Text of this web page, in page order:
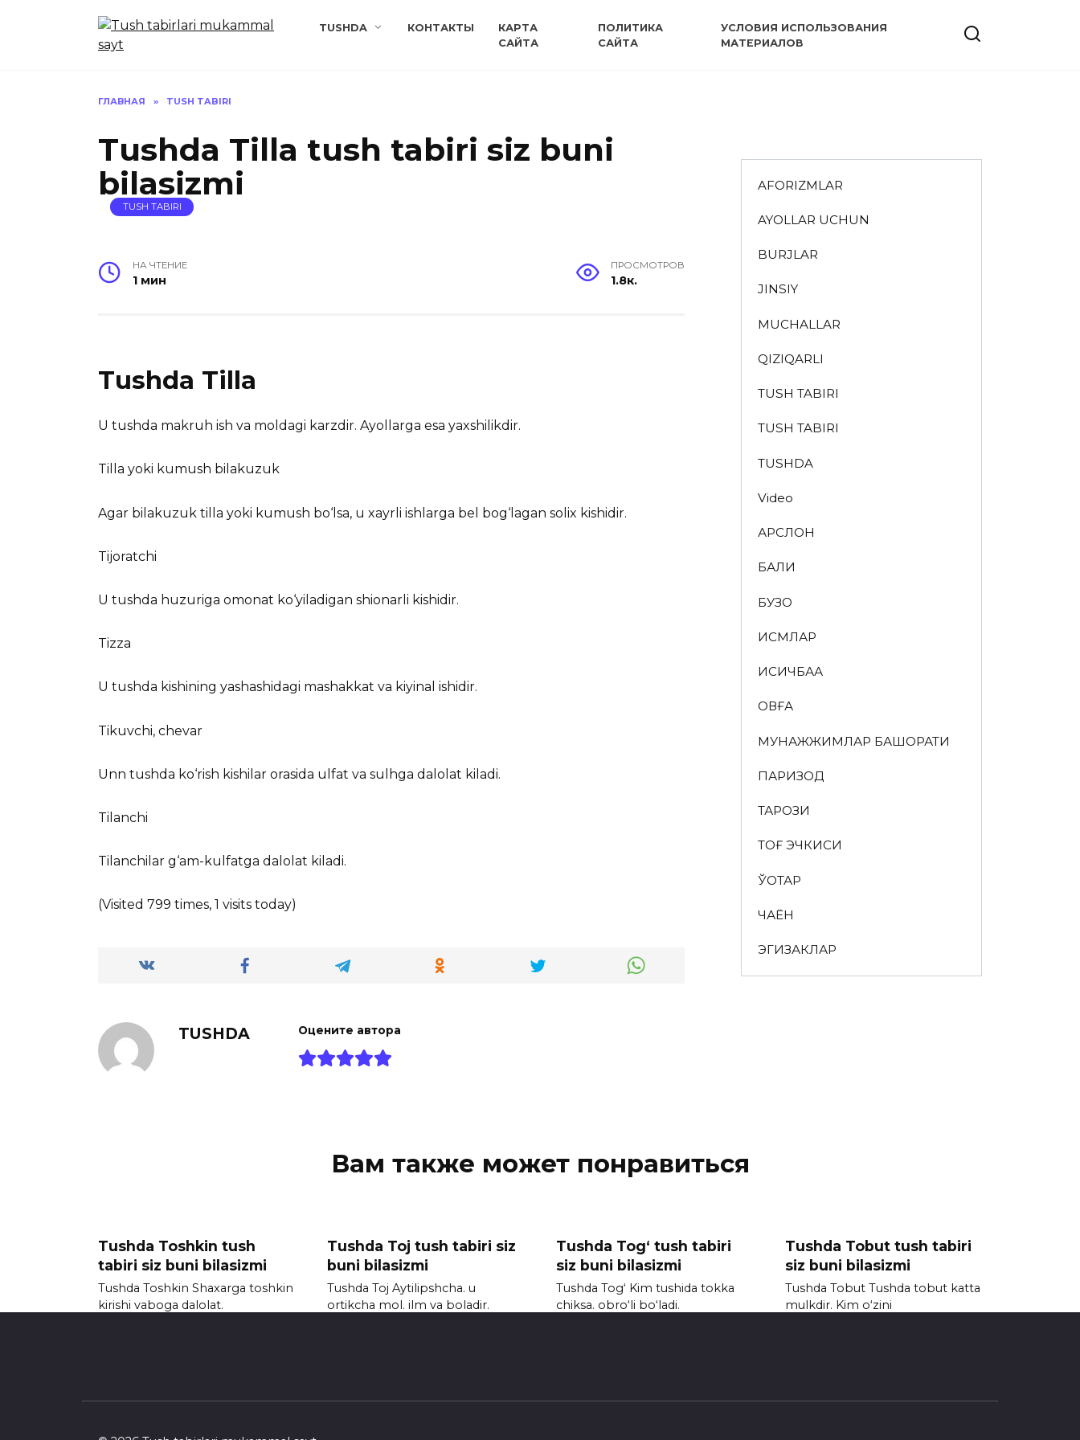
TUSHDA КОНТАКТЫ
КАРТА
САЙТА
ПОЛИТИКА
САЙТА
УСЛОВИЯ ИСПОЛЬЗОВАНИЯ
МАТЕРИАЛОВ
ГЛАВНАЯ » TUSH TABIRI
Tushda Tilla tush tabiri siz buni
bilasizmi
TUSH TABIRI
НА ЧТЕНИЕ
1 мин
ПРОСМОТРОВ
1.8к.
Tushda Tilla
U tushda makruh ish va moldagi karzdir. Ayollarga esa yaxshilikdir.
Tilla yoki kumush bilakuzuk
Agar bilakuzuk tilla yoki kumush bo‘lsa, u xayrli ishlarga bel bog‘lagan solix kishidir.
Tijoratchi
U tushda huzuriga omonat ko‘yiladigan shionarli kishidir.
Tizza
U tushda kishining yashashidagi mashakkat va kiyinal ishidir.
Tikuvchi, chevar
Unn tushda ko‘rish kishilar orasida ulfat va sulhga dalolat kiladi.
Tilanchi
Tilanchilar g‘am-kulfatga dalolat kiladi.
(Visited 799 times, 1 visits today)
TUSHDA Оцените автора
AFORIZMLAR
AYOLLAR UCHUN
BURJLAR
JINSIY
MUCHALLAR
QIZIQARLI
TUSH TABIRI
TUSH TABIRI
TUSHDA
Video
АРСЛОН
БАЛИҚ
БУЗОҚ
ИСМЛАР
ҚИСҚИЧБАҚА
ҚОВҒА
МУНАЖЖИМЛАР БАШОРАТИ
ПАРИЗОД
ТАРОЗИ
ТОҒ ЭЧКИСИ
ЎҚОТАР
ЧАЁН
ЭГИЗАКЛАР
Вам также может понравиться
Tushda Toshkin tush
tabiri siz buni bilasizmi
Tushda Toshkin Shaxarga toshkin
kirishi vaboga dalolat.
Tushda Toj tush tabiri siz
buni bilasizmi
Tushda Toj Aytilipshcha. u
ortikcha mol. ilm va boladir.
Tushda Tog‘ tush tabiri
siz buni bilasizmi
Tushda Tog‘ Kim tushida tokka
chiksa. obro‘li bo‘ladi.
Tushda Tobut tush tabiri
siz buni bilasizmi
Tushda Tobut Tushda tobut katta
mulkdir. Kim o‘zini